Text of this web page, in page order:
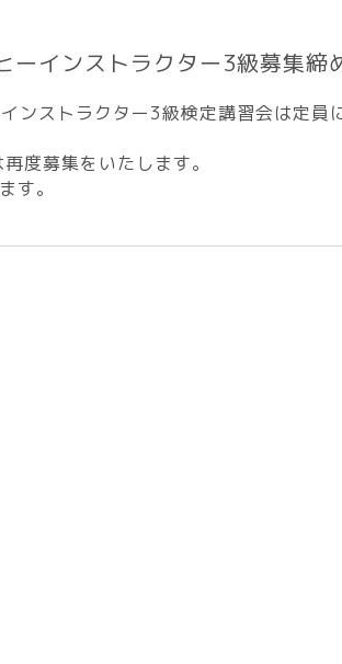
インストラクター3級募集締
ンストラクター3級検定講習会は定員
度募集をいたします。
す。